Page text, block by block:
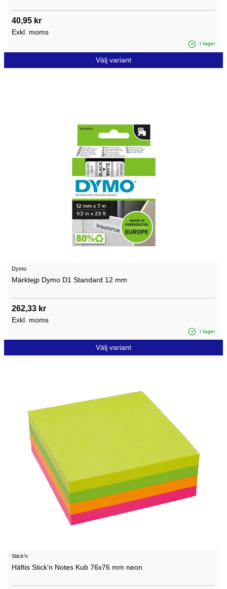
40,95 kr
Exkl. moms
i lager
Välj variant
Dymo
Märktejp Dymo D1 Standard 12 mm
262,33 kr
Exkl. moms
i lager
Välj variant
Stick'n
Häftis Stick'n Notes Kub 76x76 mm neon